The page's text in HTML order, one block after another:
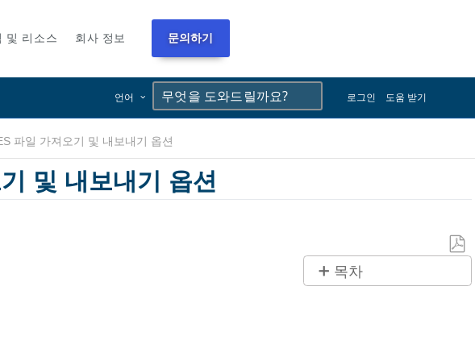
및 리소스 회사 정보 문의하기
언어 로그인 도움 받기
파일 가져오기 및 내보내기 옵션
및 내보내기 옵션
로
목차